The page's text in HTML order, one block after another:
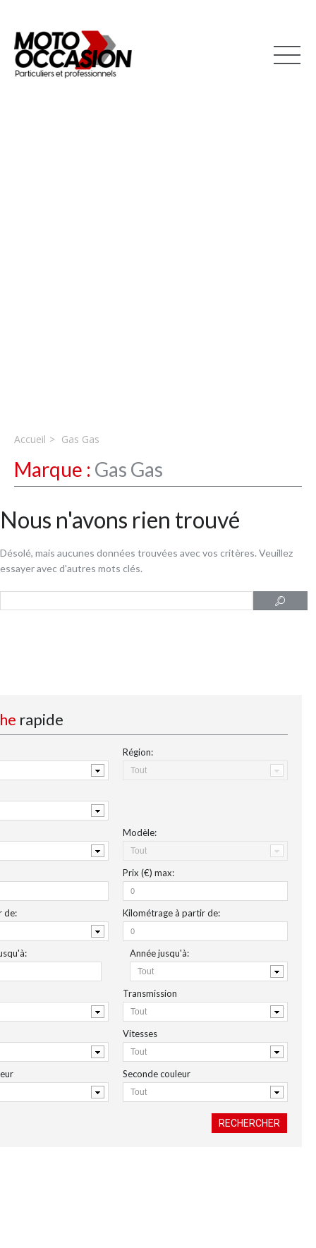
Accueil Gas Gas
Marque : Gas Gas
Nous n'avons rien trouvé
Désolé, mais aucunes données trouvées avec vos critères. Veuillez
essayer avec d'autres mots clés.
rapide
Région:
Modèle:
Prix (€) max:
de: Kilométrageà partir de:
Annéejusqu'à:
Transmission
Vitesses
Seconde couleur